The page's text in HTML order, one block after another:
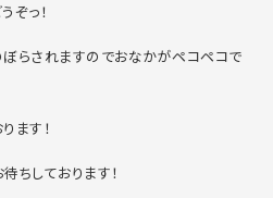
ぞっ！
らされますのでおなかがペコペコで
ます！
ちしております！